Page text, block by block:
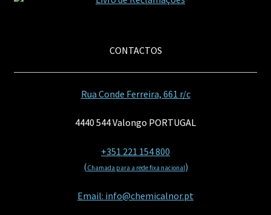
CONTACTOS
Rua Conde Ferreira, 661 r/c
4440 544 Valongo PORTUGAL
+351 221 154 800
(Chamada para a rede fixa nacional)
Email: info@chemicalnor.pt